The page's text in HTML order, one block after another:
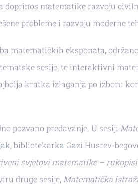
doprinos matematike razvoju
probleme i razvoju moderne
matematičkih eksponata,
sesije, te interaktivni
kratka izlaganja po izboru
pozvano predavanje. U sesiji
bibliotekarka Gazi Husrev-
svjetovi matematike –
druge sesije, Matematička